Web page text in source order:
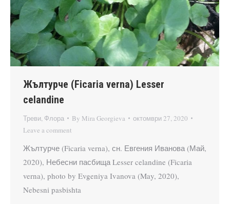
Жълтурче (Ficaria verna) Lesser
celandine
Треви, Флора By Mira Georgieva
октомври 27, 2020
Leave a comment
Жълтурче (Ficaria verna), сн. Евгения Иванова (Май,
2020), Небесни пасбища Lesser celandine (Ficaria
verna), photo by Evgeniya Ivanova (May, 2020),
Nebesni pasbishta